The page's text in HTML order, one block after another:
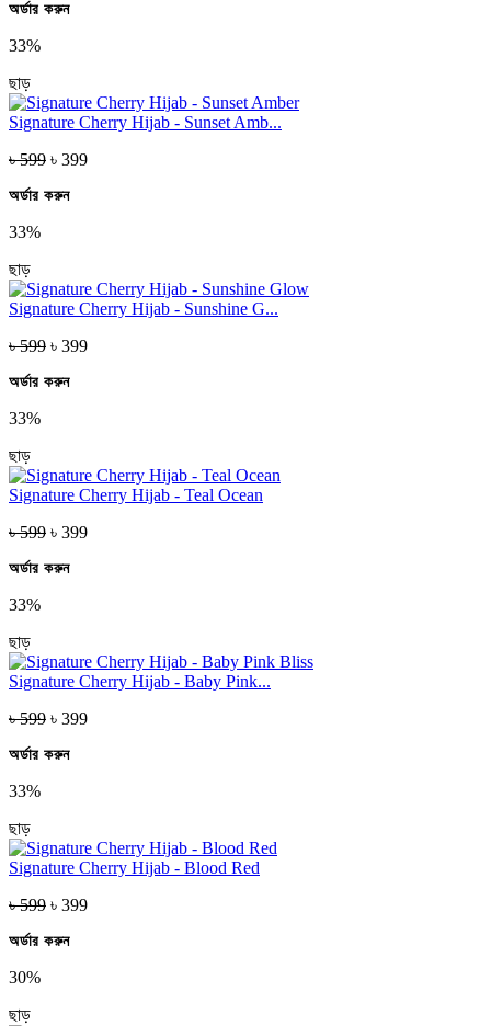
অর্ডার করুন
33%
ছাড়
Signature Cherry Hijab - Sunset Amb...
৳ 599 ৳ 399
অর্ডার করুন
33%
ছাড়
Signature Cherry Hijab - Sunshine G...
৳ 599 ৳ 399
অর্ডার করুন
33%
ছাড়
Signature Cherry Hijab - Teal Ocean
৳ 599 ৳ 399
অর্ডার করুন
33%
ছাড়
Signature Cherry Hijab - Baby Pink...
৳ 599 ৳ 399
অর্ডার করুন
33%
ছাড়
Signature Cherry Hijab - Blood Red
৳ 599 ৳ 399
অর্ডার করুন
30%
ছাড়